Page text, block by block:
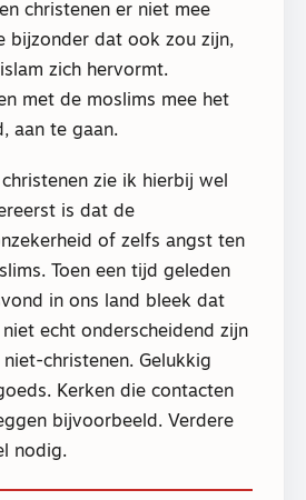
christenen er niet mee
bijzonder dat ook zou zijn,
zich hervormt.
met de moslims mee het
aan te gaan.
zie ik hierbij wel
is dat de
of zelfs angst ten
Toen een tijd geleden
in ons land bleek dat
echt onderscheidend zijn
christenen. Gelukkig
Kerken die contacten
bijvoorbeeld. Verdere
nodig.